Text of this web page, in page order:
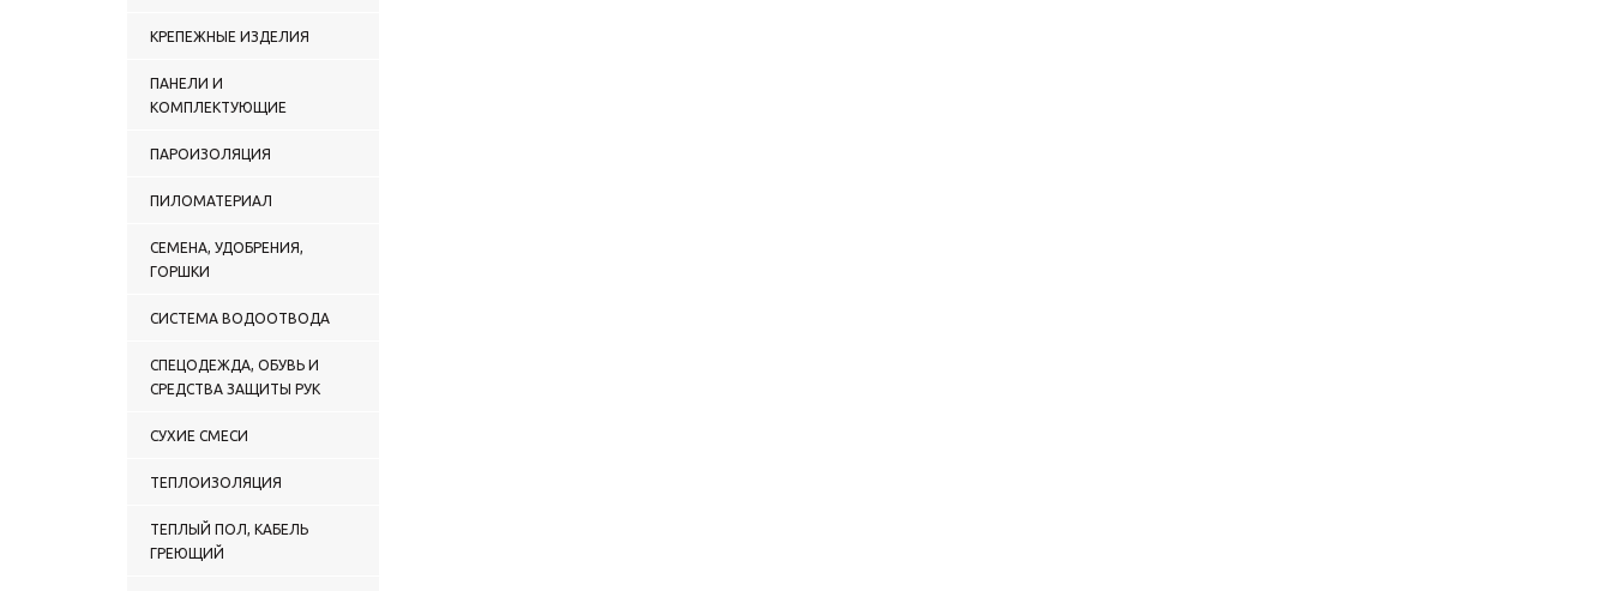
КРЕПЕЖНЫЕ ИЗДЕЛИЯ
ПАНЕЛИ И
КОМПЛЕКТУЮЩИЕ
ПАРОИЗОЛЯЦИЯ
ПИЛОМАТЕРИАЛ
СЕМЕНА, УДОБРЕНИЯ,
ГОРШКИ
СИСТЕМА ВОДООТВОДА
СПЕЦОДЕЖДА, ОБУВЬ И
СРЕДСТВА ЗАЩИТЫ РУК
СУХИЕ СМЕСИ
ТЕПЛОИЗОЛЯЦИЯ
ТЕПЛЫЙ ПОЛ, КАБЕЛЬ
ГРЕЮЩИЙ